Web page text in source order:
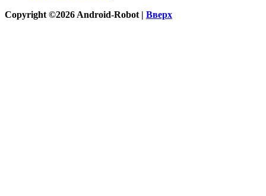
Copyright ©2026 Android-Robot | Вверх